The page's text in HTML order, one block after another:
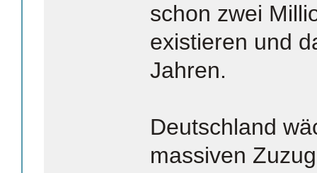
schon zwei
existieren und
Jahren.
Deutschland
massiven